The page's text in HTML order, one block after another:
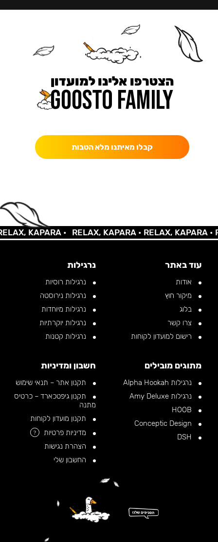
הצטרפו אלינו למועדון
קבלו מאיתנו מלא הטבות
KAPARA • RELAX, KAPARA •RELAX, KAPARA •
עוד באתר
אודות
מיקור חוץ
בלוג
צרו קשר
רישום למועדון לקוחות
נרגילות
נרגילות רוסיות
נרגילות נירוסטה
נרגילות מיוחדות
נרגילות יוקרתיות
נרגילות קטנות
מתוגים מובילים
נרגילות Alpha Hookah
נרגילות Amy Deluxe
חשבון ומדיניות
תקנון אתר – תנאי שימוש
תקנון גיפטכארד – כרטיס
מתנה
תקנון מועדון לקוחות
מדיניות פרטיות
?
הצהרת נגישות
החשבון שלי